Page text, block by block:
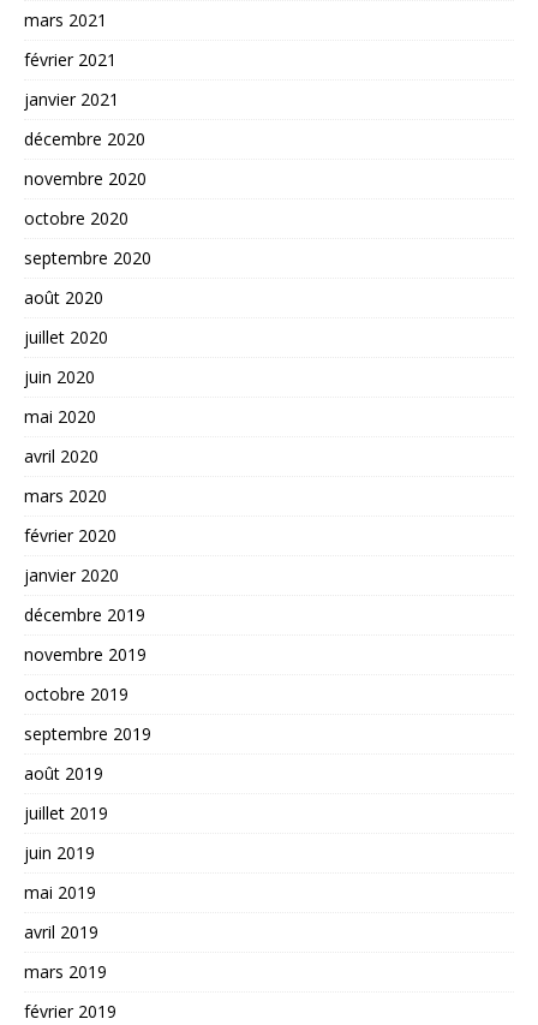
mars 2021
février 2021
janvier 2021
décembre 2020
novembre 2020
octobre 2020
septembre 2020
août 2020
juillet 2020
juin 2020
mai 2020
avril 2020
mars 2020
février 2020
janvier 2020
décembre 2019
novembre 2019
octobre 2019
septembre 2019
août 2019
juillet 2019
juin 2019
mai 2019
avril 2019
mars 2019
février 2019